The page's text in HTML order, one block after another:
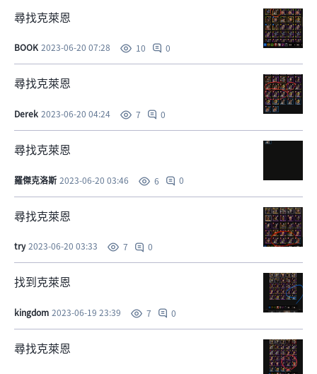
尋找克萊恩
BOOK 2023-06-20 07:28 10 0
尋找克萊恩
Derek 2023-06-20 04:24 7 0
尋找克萊恩
羅傑克洛斯 2023-06-20 03:46 6 0
尋找克萊恩
try 2023-06-20 03:33 7 0
找到克萊恩
kingdom 2023-06-19 23:39 7 0
尋找克萊恩